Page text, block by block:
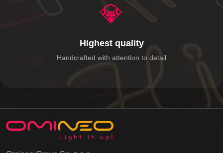
💎
Highest quality
Handcrafted with attention to detail